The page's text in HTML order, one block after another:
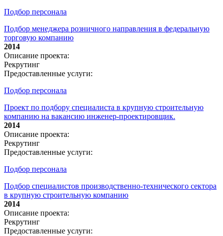
Подбор персонала
Подбор менеджера розничного направления в федеральную
торговую компанию
2014
Описание проекта:
Рекрутинг
Предоставленные услуги:
Подбор персонала
Проект по подбору специалиста в крупную строительную
компанию на вакансию инженер-проектировщик.
2014
Описание проекта:
Рекрутинг
Предоставленные услуги:
Подбор персонала
Подбор специалистов производственно-технического сектора
в крупную строительную компанию
2014
Описание проекта:
Рекрутинг
Предоставленные услуги: